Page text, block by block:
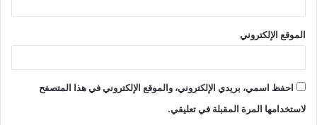
الموقع الإلكتروني
احفظ اسمي، بريدي الإلكتروني، والموقع الإلكتروني في هذا المتصفح
لاستخدامها المرة المقبلة في تعليقي.